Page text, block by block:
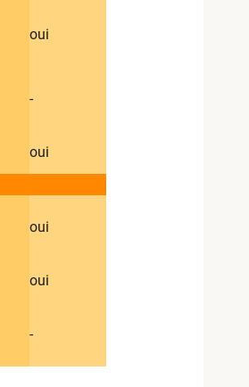
​oui
​-
​oui
​oui
​oui
​-